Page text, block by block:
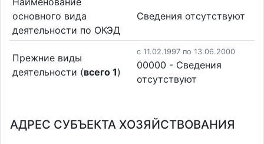
основного вида
деятельности по ОКЭД
Cведения отсутствуют
Прежние виды
деятельности (всего 1)
c 11.02.1997 по 13.06.2000
00000 - Cведения
отсутствуют
АДРЕС СУБЪЕКТА ХОЗЯЙСТВОВАНИЯ